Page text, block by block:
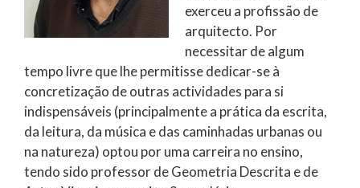
exerceu a profissão de
arquitecto. Por
necessitar de algum
tempo livre que lhe permitisse dedicar-se à
concretização de outras actividades para si
indispensáveis (principalmente a prática da escrita,
da leitura, da música e das caminhadas urbanas ou
na natureza) optou por uma carreira no ensino,
tendo sido professor de Geometria Descrita e de